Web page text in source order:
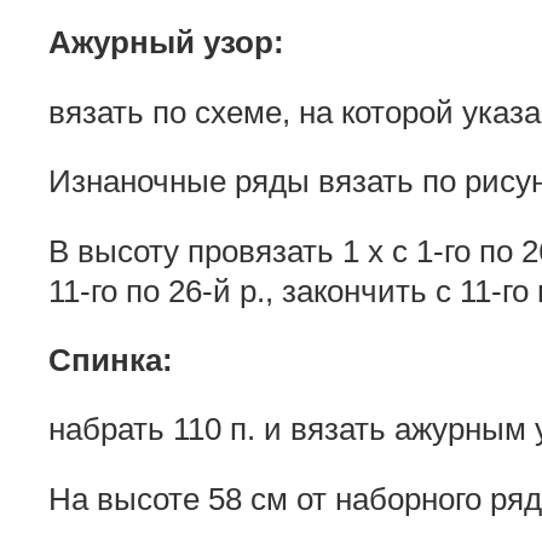
Ажурный узор:
вязать по схеме, на которой
Изнаночные ряды вязать по
В высоту провязать 1 х с 1-го по
11-го по 26-й р., закончить с 11-
Спинка:
набрать 110 п. и вязать ажурным
На высоте 58 см от наборного